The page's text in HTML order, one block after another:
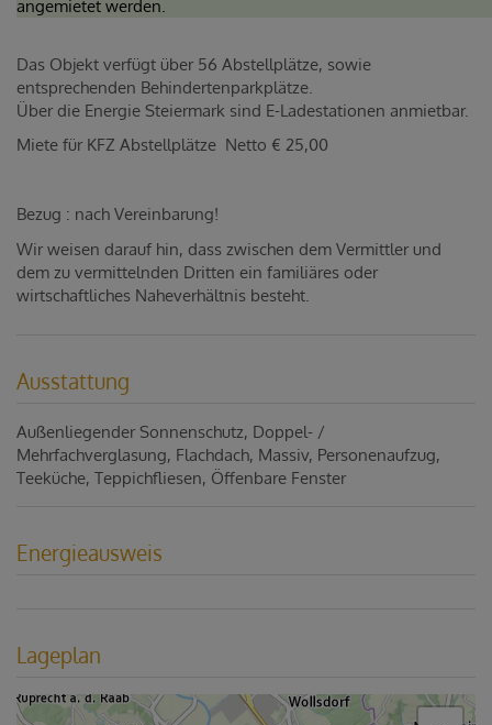
angemietet werden.
Das Objekt verfügt über 56 Abstellplätze, sowie
entsprechenden Behindertenparkplätze.
Über die Energie Steiermark sind E-Ladestationen anmietbar.
Miete für KFZ Abstellplätze Netto € 25,00
Bezug : nach Vereinbarung!
Wir weisen darauf hin, dass zwischen dem Vermittler und
dem zu vermittelnden Dritten ein familiäres oder
wirtschaftliches Naheverhältnis besteht.
Ausstattung
Außenliegender Sonnenschutz Doppel- /
Mehrfachverglasung Flachdach Massiv Personenaufzug
Teeküche Teppichfliesen Öffenbare Fenster
Energieausweis
Lageplan